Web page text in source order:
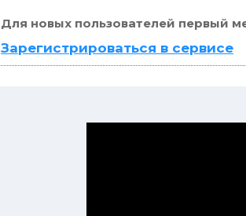
Для новых пользователей первый
Зарегистрироваться в сервисе